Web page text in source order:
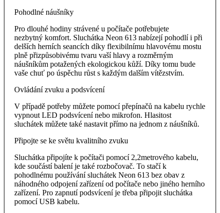
Pohodlné náušníky
Pro dlouhé hodiny strávené u počítače potřebujete
nezbytný komfort. Sluchátka Neon 613 nabízejí pohodlí i při
delších herních seancích díky flexibilnímu hlavovému mostu
plně přizpůsobivému tvaru vaší hlavy a rozměrným
náušníkům potažených ekologickou kůží. Díky tomu bude
vaše chuť po úspěchu růst s každým dalším vítězstvím.
Ovládání zvuku a podsvícení
V případě potřeby můžete pomocí přepínačů na kabelu rychle
vypnout LED podsvícení nebo mikrofon. Hlasitost
sluchátek můžete také nastavit přímo na jednom z náušníků.
Připojte se ke světu kvalitního zvuku
Sluchátka připojíte k počítači pomocí 2,2metrového kabelu,
kde součástí balení je také rozbočovač. To stačí k
pohodlnému používání sluchátek Neon 613 bez obav z
náhodného odpojení zařízení od počítače nebo jiného herního
zařízení. Pro zapnutí podsvícení je třeba připojit sluchátka
pomocí USB kabelu.